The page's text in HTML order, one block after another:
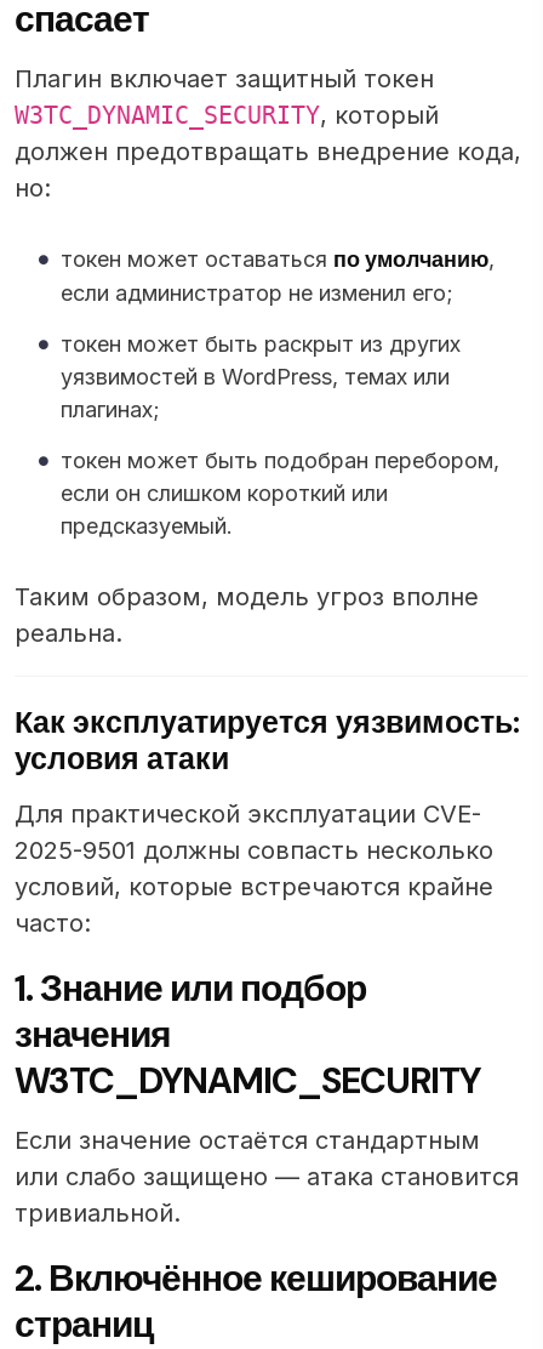
спасает
Плагин включает защитный токен
W3TC_DYNAMIC_SECURITY, который
должен предотвращать внедрение кода,
но:
токен может оставаться по умолчанию,
если администратор не изменил его;
токен может быть раскрыт из других
уязвимостей в WordPress, темах или
плагинах;
токен может быть подобран перебором,
если он слишком короткий или
предсказуемый.
Таким образом, модель угроз вполне
реальна.
Как эксплуатируется уязвимость:
условия атаки
Для практической эксплуатации CVE-
2025-9501 должны совпасть несколько
условий, которые встречаются крайне
часто:
1. Знание или подбор
значения
W3TC_DYNAMIC_SECURITY
Если значение остаётся стандартным
или слабо защищено — атака становится
тривиальной.
2. Включённое кеширование
страниц